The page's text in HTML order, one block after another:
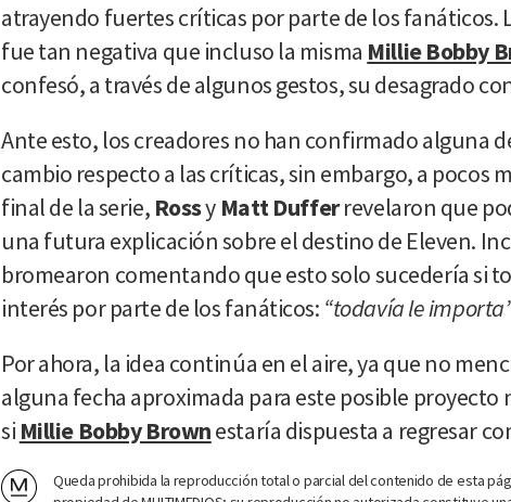
atrayendo fuertes críticas por parte de los fanáticos.
fue tan negativa que incluso la misma Millie Bobby
confesó, a través de algunos gestos, su desagrado
Ante esto, los creadores no han confirmado alguna
cambio respecto a las críticas, sin embargo, a pocos
final de la serie, Rossy Matt Dufferrevelaron que
una futura explicación sobre el destino de Eleven.
bromearon comentando que esto solo sucedería si
interés por parte de los fanáticos: “todavía le
Por ahora, la idea continúa en el aire, ya que no
alguna fecha aproximada para este posible proyecto
si Millie Bobby Brownestaría dispuesta a regresar
Queda prohibida la reproducción total o parcial del contenido de esta